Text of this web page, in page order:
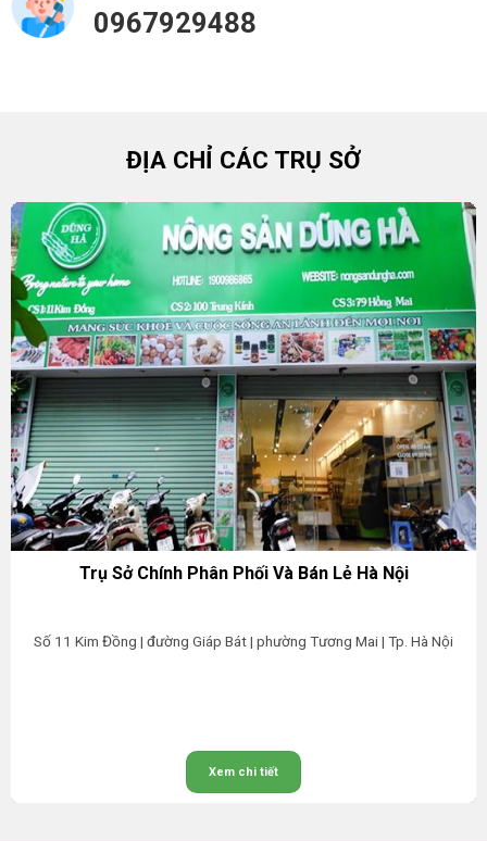
0967929488
ĐỊA CHỈ CÁC TRỤ SỞ
Trụ Sở Chính Phân Phối Và Bán Lẻ Hà Nội
Số 11 Kim Đồng | đường Giáp Bát | phường Tương Mai | Tp. Hà Nội
Xem chi tiết